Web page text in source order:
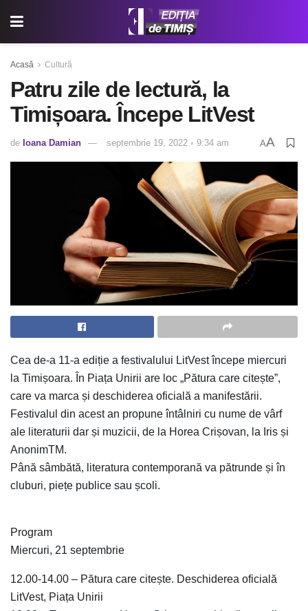
Acasă Cultură
Patru zile de lectură, la
Timișoara. Începe LitVest
de Ioana Damian septembrie 19, 2022 ◦ 9:34 am AA
Cea de-a 11-a ediție a festivalului LitVest începe miercuri
la Timișoara. În Piața Unirii are loc „Pătura care citește”,
care va marca și deschiderea oficială a manifestării.
Festivalul din acest an propune întâlniri cu nume de vârf
ale literaturii dar și muzicii, de la Horea Crișovan, la Iris și
AnonimTM.
Până sâmbătă, literatura contemporană va pătrunde și în
cluburi, piețe publice sau școli.
Program
Miercuri, 21 septembrie
12.00-14.00 – Pătura care citește. Deschiderea oficială
LitVest, Piața Unirii